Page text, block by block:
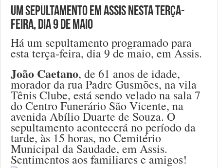
Um sepultamento em Assis nesta terça-
feira, dia 9 de maio
Há um sepultamento programado para
esta terça-feira, dia 9 de maio, em Assis.
João Caetano, de 61 anos de idade,
morador da rua Padre Gusmões, na vila
Tênis Clube, está sendo velado na sala 7
do Centro Funerário São Vicente, na
avenida Abílio Duarte de Souza. O
sepultamento acontecerá no período da
tarde, às 15 horas, no Cemitério
Municipal da Saudade, em Assis.
Sentimentos aos familiares e amigos!